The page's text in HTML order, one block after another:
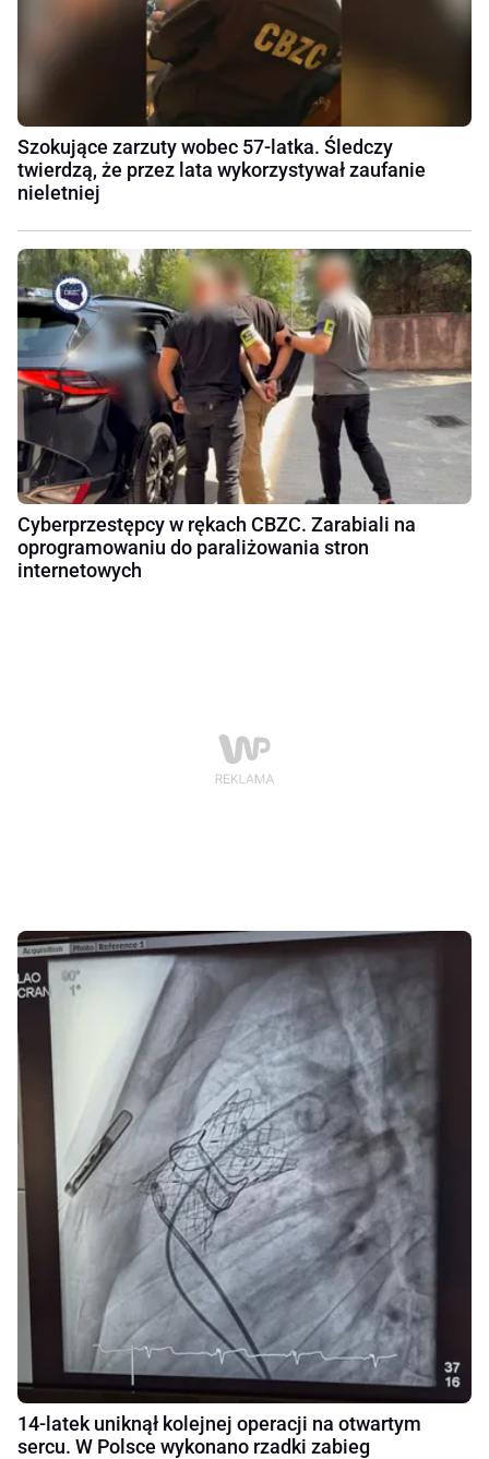
Szokujące zarzuty wobec 57-latka. Śledczy
twierdzą, że przez lata wykorzystywał zaufanie
nieletniej
Cyberprzestępcy w rękach CBZC. Zarabiali na
oprogramowaniu do paraliżowania stron
internetowych
14-latek uniknął kolejnej operacji na otwartym
sercu. W Polsce wykonano rzadki zabieg